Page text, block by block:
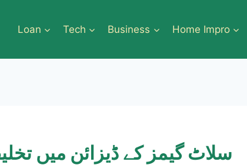
Loan Tech Business Home Impro
سلاٹ گیمز کے ڈیزائن میں